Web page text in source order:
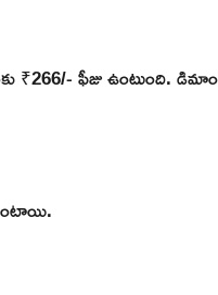
₹266/- ఫీజు ఉంటుంది.